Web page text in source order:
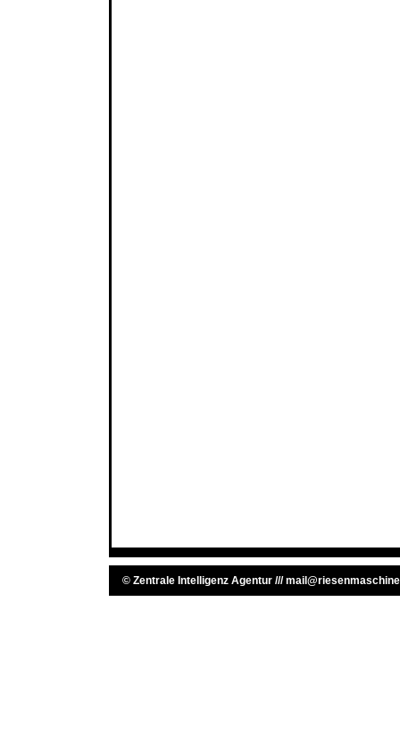
© Zentrale Intelligenz Agentur///